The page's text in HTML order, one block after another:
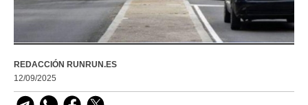
REDACCIÓN RUNRUN.ES
12/09/2025